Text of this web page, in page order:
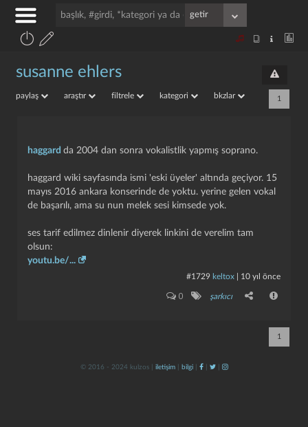
susanne ehlers
paylaş araştır filtrele kategori bkzlar 1
haggard da 2004 dan sonra vokalistlik yapmış soprano.
haggard wiki sayfasında ismi 'eski üyeler' altında geçiyor. 15
mayıs 2016 ankara konserinde de yoktu. yerine gelen vokal
de başarılı, ama su nun melek sesi kimsede yok.
ses tarif edilmez dinlenir diyerek linkini de verelim tam
olsun:
youtu.be/...
#1729 keltox 10 yıl önce
0 şarkıcı
1
© 2016 - 2024 kulzos | iletişim| bilgi| | |